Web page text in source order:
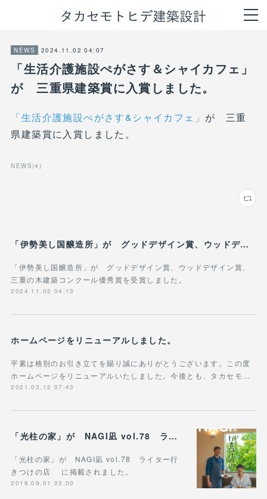
NEWS 2024.11.02 04:07
「生活介護施設ぺがさす＆シャイカフェ」
が 三重県建築賞に入賞しました。
「生活介護施設ぺがさす&シャイカフェ」 が 三重
県建築賞に入賞しました。
NEWS (4 )
「伊勢美し国醸造所」が グッドデザイン賞、ウッドデザイン賞、三重の木建築コンクール優秀賞を受賞しました。
「伊勢美し国醸造所」が グッドデザイン賞、ウッドデザイン賞、
三重の木建築コンクール優秀賞を受賞しました。
2024.11.02 04:13
ホームページをリニューアルしました。
平素は格別のお引き立てを賜り誠にありがとうございます。この度
ホームページをリニューアルいたしました。今後とも、タカセモ…
2021.03.12 07:43
「光柱の家」が NAGI凪 vol.78 ライター行きつけの店 に掲載されました。
「光柱の家」が NAGI凪 vol.78 ライター行
きつけの店 に掲載されました。
2019.09.01 03:00